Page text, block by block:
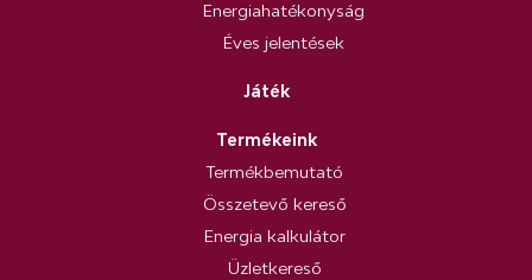
Energiahatékonyság
Éves jelentések
Játék
Termékeink
Termékbemutató
Összetevő kereső
Energia kalkulátor
Üzletkereső